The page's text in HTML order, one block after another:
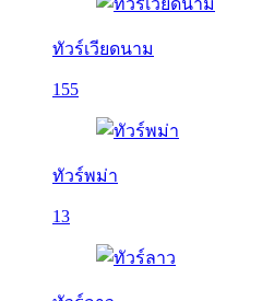
ทัวร์เวียดนาม
155
ทัวร์พม่า
13